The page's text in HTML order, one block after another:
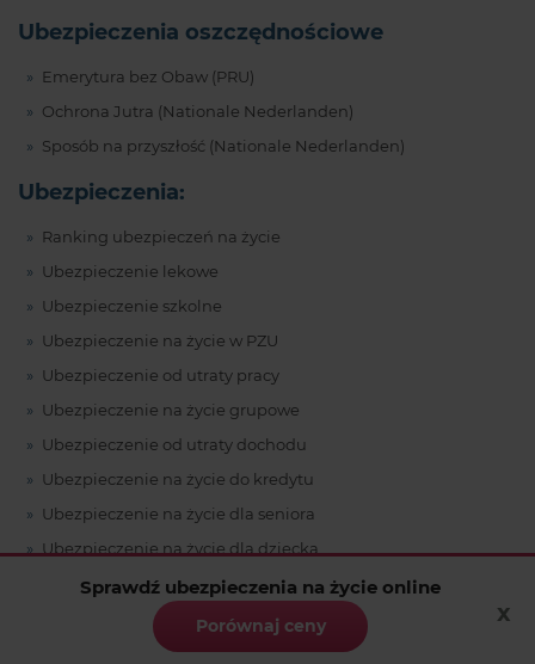
Sprawdź ubezpieczenia na życie online
Porównaj ceny x
Ubezpieczenia oszczędnościowe
Emerytura bez Obaw (PRU)
Ochrona Jutra (Nationale Nederlanden)
Sposób na przyszłość (Nationale Nederlanden)
Ubezpieczenia:
Ranking ubezpieczeń na życie
Ubezpieczenie lekowe
Ubezpieczenie szkolne
Ubezpieczenie na życie w PZU
Ubezpieczenie od utraty pracy
Ubezpieczenie na życie grupowe
Ubezpieczenie od utraty dochodu
Ubezpieczenie na życie do kredytu
Ubezpieczenie na życie dla seniora
Ubezpieczenie na życie dla dziecka
Ubezpieczenie na życie bez karencji
Ubezpieczenie na wypadek pobytu w szpitalu
Ubezpieczenie na życie bez ankiety medycznej